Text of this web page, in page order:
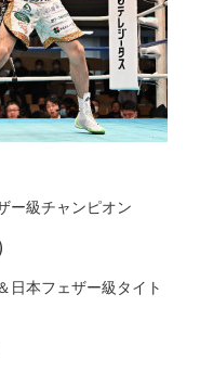
ー級チャンピオン
日本フェザー級タイト